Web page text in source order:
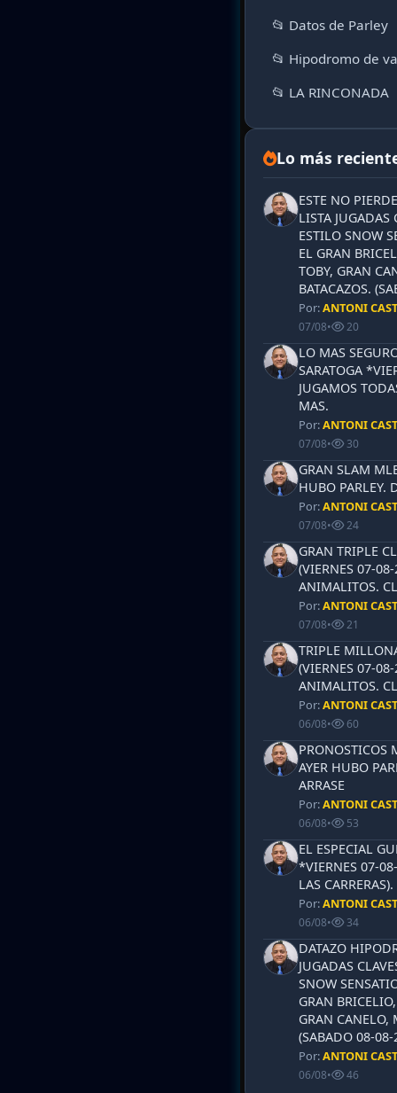
📂 Datos de Parley
📂 Hipodromo de
📂 LA RINCONADA
Lo más
ESTE NO
LISTA JUGADAS
ESTILO SNOW
EL GRAN
TOBY, GRAN
BATACAZOS.
Por:ANTONI
07/08• 20
LO MAS
SARATOGA
JUGAMOS
MAS.
Por:ANTONI
07/08• 30
GRAN SLAM
HUBO PARLEY.
Por:ANTONI
07/08• 24
GRAN TRIPLE
(VIERNES 07-
ANIMALITOS.
Por:ANTONI
07/08• 21
TRIPLE
(VIERNES 07-
ANIMALITOS.
Por:ANTONI
06/08• 60
PRONOSTICOS
AYER HUBO
ARRASE
Por:ANTONI
06/08• 53
EL ESPECIAL
*VIERNES 07-
LAS
Por:ANTONI
06/08• 34
DATAZO
JUGADAS
SNOW
GRAN
GRAN CANELO,
(SABADO 08-
Por:ANTONI
06/08• 46